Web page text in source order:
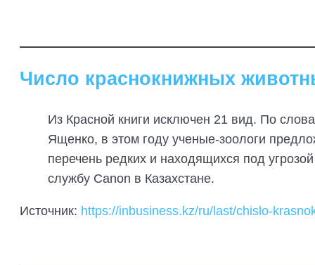
Число краснокнижных
Из Красной книги исключен 21 вид. По
Ященко, в этом году ученые-зоологи
перечень редких и находящихся под
службу Canon в Казахстане.
Источник: https://inbusiness.kz/ru/last/chislo-